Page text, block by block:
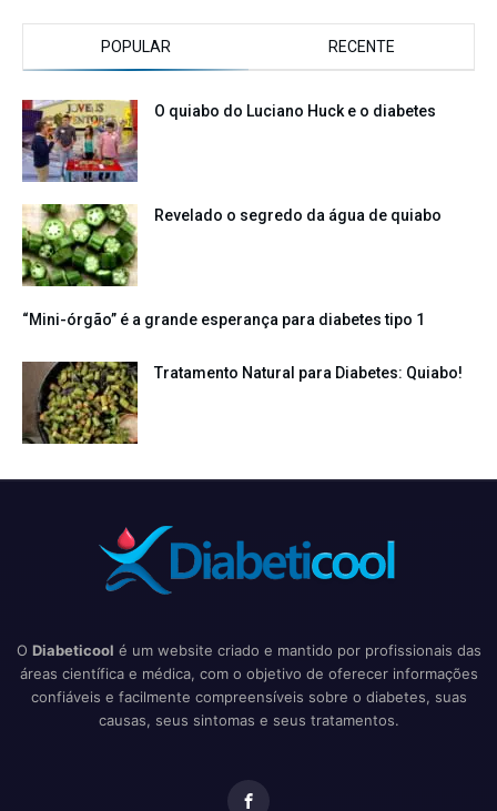
POPULAR RECENTE
O quiabo do Luciano Huck e o diabetes
Revelado o segredo da água de quiabo
“Mini-órgão” é a grande esperança para diabetes tipo 1
Tratamento Natural para Diabetes: Quiabo!
O Diabeticool é um website criado e mantido por profissionais das
áreas científica e médica, com o objetivo de oferecer informações
confiáveis e facilmente compreensíveis sobre o diabetes, suas
causas, seus sintomas e seus tratamentos.